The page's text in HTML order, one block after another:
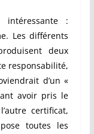
intéressante :
Les différents
deux
responsabilité,
d’un «
avoir pris le
certificat,
toutes les